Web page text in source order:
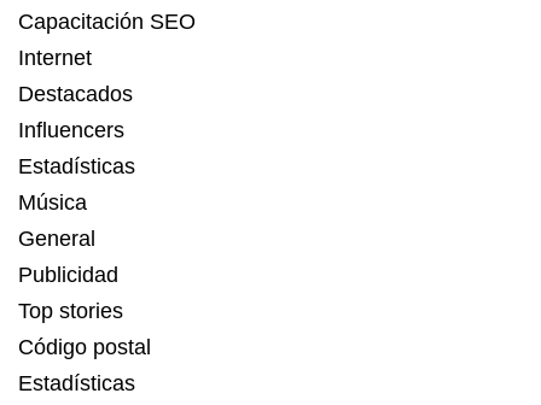
Capacitación SEO
Internet
Destacados
Influencers
Estadísticas
Música
General
Publicidad
Top stories
Código postal
Estadísticas